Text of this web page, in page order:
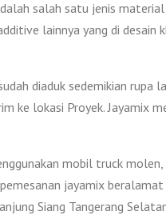
salah satu jenis
lainnya yang di
diaduk sedemikian rupa
ke lokasi Proyek. Jayamix
mobil truck
jayamix
Siang Tangerang